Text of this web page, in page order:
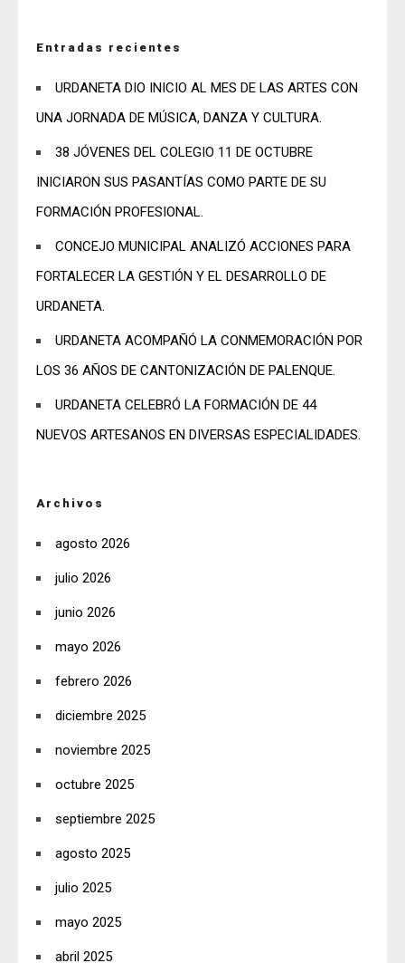
Entradas recientes
URDANETA DIO INICIO AL MES DE LAS ARTES CON
UNA JORNADA DE MÚSICA, DANZA Y CULTURA.
38 JÓVENES DEL COLEGIO 11 DE OCTUBRE
INICIARON SUS PASANTÍAS COMO PARTE DE SU
FORMACIÓN PROFESIONAL.
CONCEJO MUNICIPAL ANALIZÓ ACCIONES PARA
FORTALECER LA GESTIÓN Y EL DESARROLLO DE
URDANETA.
URDANETA ACOMPAÑÓ LA CONMEMORACIÓN POR
LOS 36 AÑOS DE CANTONIZACIÓN DE PALENQUE.
URDANETA CELEBRÓ LA FORMACIÓN DE 44
NUEVOS ARTESANOS EN DIVERSAS ESPECIALIDADES.
Archivos
agosto 2026
julio 2026
junio 2026
mayo 2026
febrero 2026
diciembre 2025
noviembre 2025
octubre 2025
septiembre 2025
agosto 2025
julio 2025
mayo 2025
abril 2025